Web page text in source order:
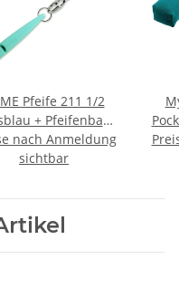
Pfeife 211 1/2
+ Pfeifenband
kostenlos
nach Anmeldung
sichtbar